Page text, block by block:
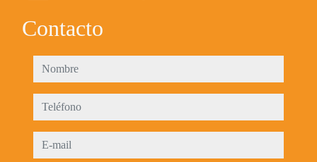
Contacto
nombre
teléfono
e-mail